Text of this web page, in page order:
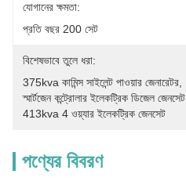
যোগানের ক্ষমতা:
প্রতি বছর 200 সেট
বিশেষভাবে তুলে ধরা:
375kva কামিন্স সাইলেন্ট পাওয়ার জেনারেটর
স্মার্টজেন কন্ট্রোলার ইলেকট্রিক ডিজেল জেনসেট
413kva 4 ওয়্যার ইলেকট্রিক জেনসেট
পণ্যের বিবরণ